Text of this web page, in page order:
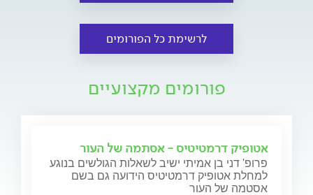
לרשימת כל הפורומים
פורומים מקצועיים
אטופיק דרמטיטיס - אסתמה של העור
פרופ' דני בן אמיתי ישיב לשאלות הגולשים בנוגע
למחלת אטופיק דרמטיטיס הידועה גם בשם
אסטמה של העור